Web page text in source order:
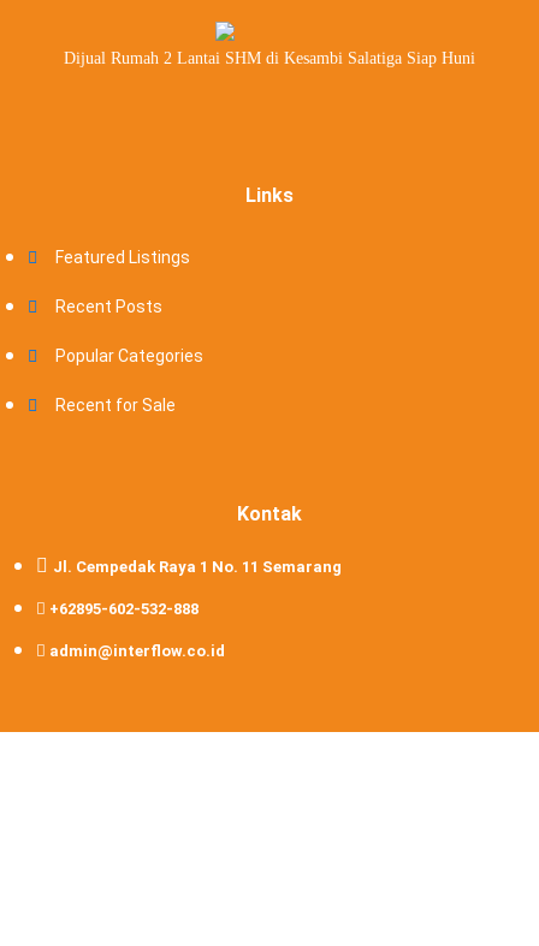
Dijual Rumah 2 Lantai SHM di Kesambi Salatiga Siap Huni
Links
Featured Listings
Recent Posts
Popular Categories
Recent for Sale
Kontak
Jl. Cempedak Raya 1 No. 11 Semarang
+62895-602-532-888
admin@interflow.co.id